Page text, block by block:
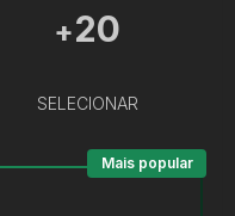
+20
SELECIONAR
Mais popular